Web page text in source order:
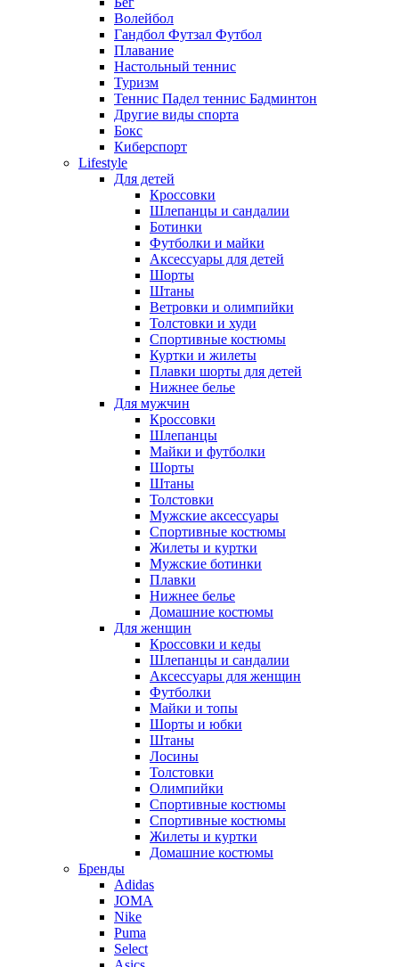
Волейбол
Гандбол Футзал Футбол
Плавание
Настольный теннис
Туризм
Теннис Падел теннис Бадминтон
Другие виды спорта
Бокс
Киберспорт
Lifestyle
Для детей
Кроссовки
Шлепанцы и сандалии
Ботинки
Футболки и майки
Аксессуары для детей
Шорты
Штаны
Ветровки и олимпийки
Толстовки и худи
Спортивные костюмы
Куртки и жилеты
Плавки шорты для детей
Нижнее белье
Для мужчин
Кроссовки
Шлепанцы
Майки и футболки
Шорты
Штаны
Толстовки
Мужские аксессуары
Спортивные костюмы
Жилеты и куртки
Мужские ботинки
Плавки
Нижнее белье
Домашние костюмы
Для женщин
Кроссовки и кеды
Шлепанцы и сандалии
Аксессуары для женщин
Футболки
Майки и топы
Шорты и юбки
Штаны
Лосины
Толстовки
Олимпийки
Спортивные костюмы
Спортивные костюмы
Жилеты и куртки
Домашние костюмы
Бренды
Adidas
JOMA
Nike
Puma
Select